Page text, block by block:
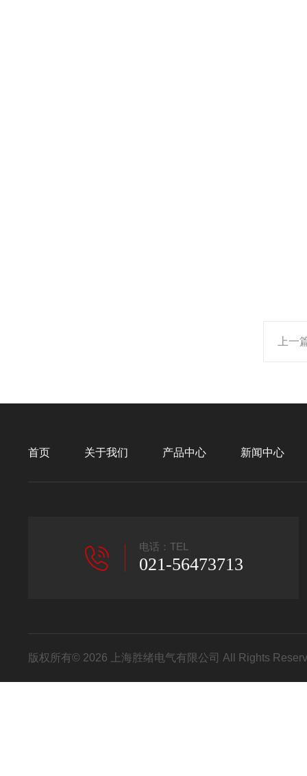
上一
首页 关于我们 产品中心 新闻中心
电话：TEL
021-56473713
版权所有© 2026 上海胜绪电气有限公司 All Rights